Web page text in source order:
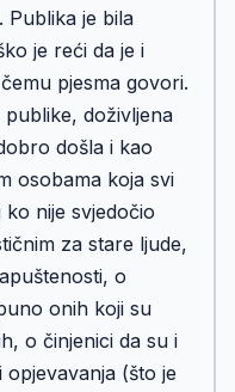
Publika je bila
je reći da je i
pjesma govori.
doživljena
došla i kao
osobama koja svi
nije svjedočio
za stare ljude,
o
onih koji su
o činjenici da su i
(što je